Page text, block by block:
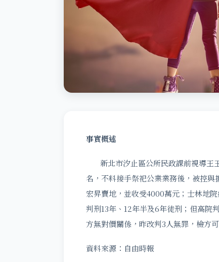
事實概述
新北市汐止區公所民政課前視導王
名，不料接手祭祀公業業務後，被控
宏昇賣地，並收受4000萬元；士林地
判刑13年、12年半及6年徒刑；但高院
方無對價關係，昨改判3人無罪，檢方
資料來源：自由時報